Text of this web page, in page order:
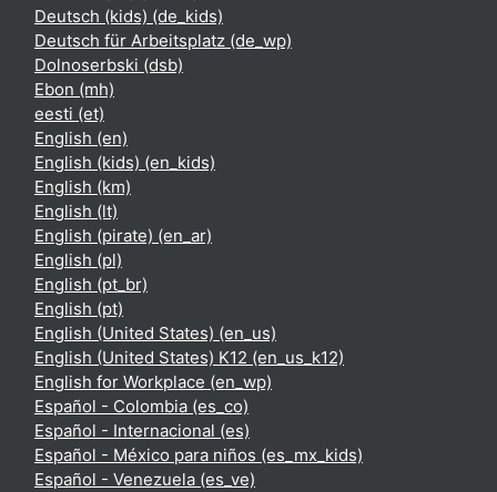
Deutsch (kids) ‎(de_kids)‎
Deutsch für Arbeitsplatz ‎(de_wp)‎
Dolnoserbski ‎(dsb)‎
Ebon ‎(mh)‎
eesti ‎(et)‎
English ‎(en)‎
English (kids) ‎(en_kids)‎
English ‎(km)‎
English ‎(lt)‎
English (pirate) ‎(en_ar)‎
English ‎(pl)‎
English ‎(pt_br)‎
English ‎(pt)‎
English (United States) ‎(en_us)‎
English (United States) K12 ‎(en_us_k12)‎
English for Workplace ‎(en_wp)‎
Español - Colombia ‎(es_co)‎
Español - Internacional ‎(es)‎
Español - México para niños ‎(es_mx_kids)‎
Español - Venezuela ‎(es_ve)‎